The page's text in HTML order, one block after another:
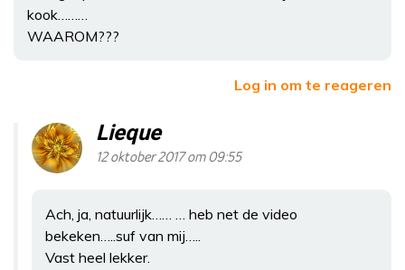
kook………
WAAROM???
Log in om te reageren
Lieque
12 oktober 2017 om 09:55
Ach, ja, natuurlijk…… … heb net de video
bekeken…..suf van mij…..
Vast heel lekker.